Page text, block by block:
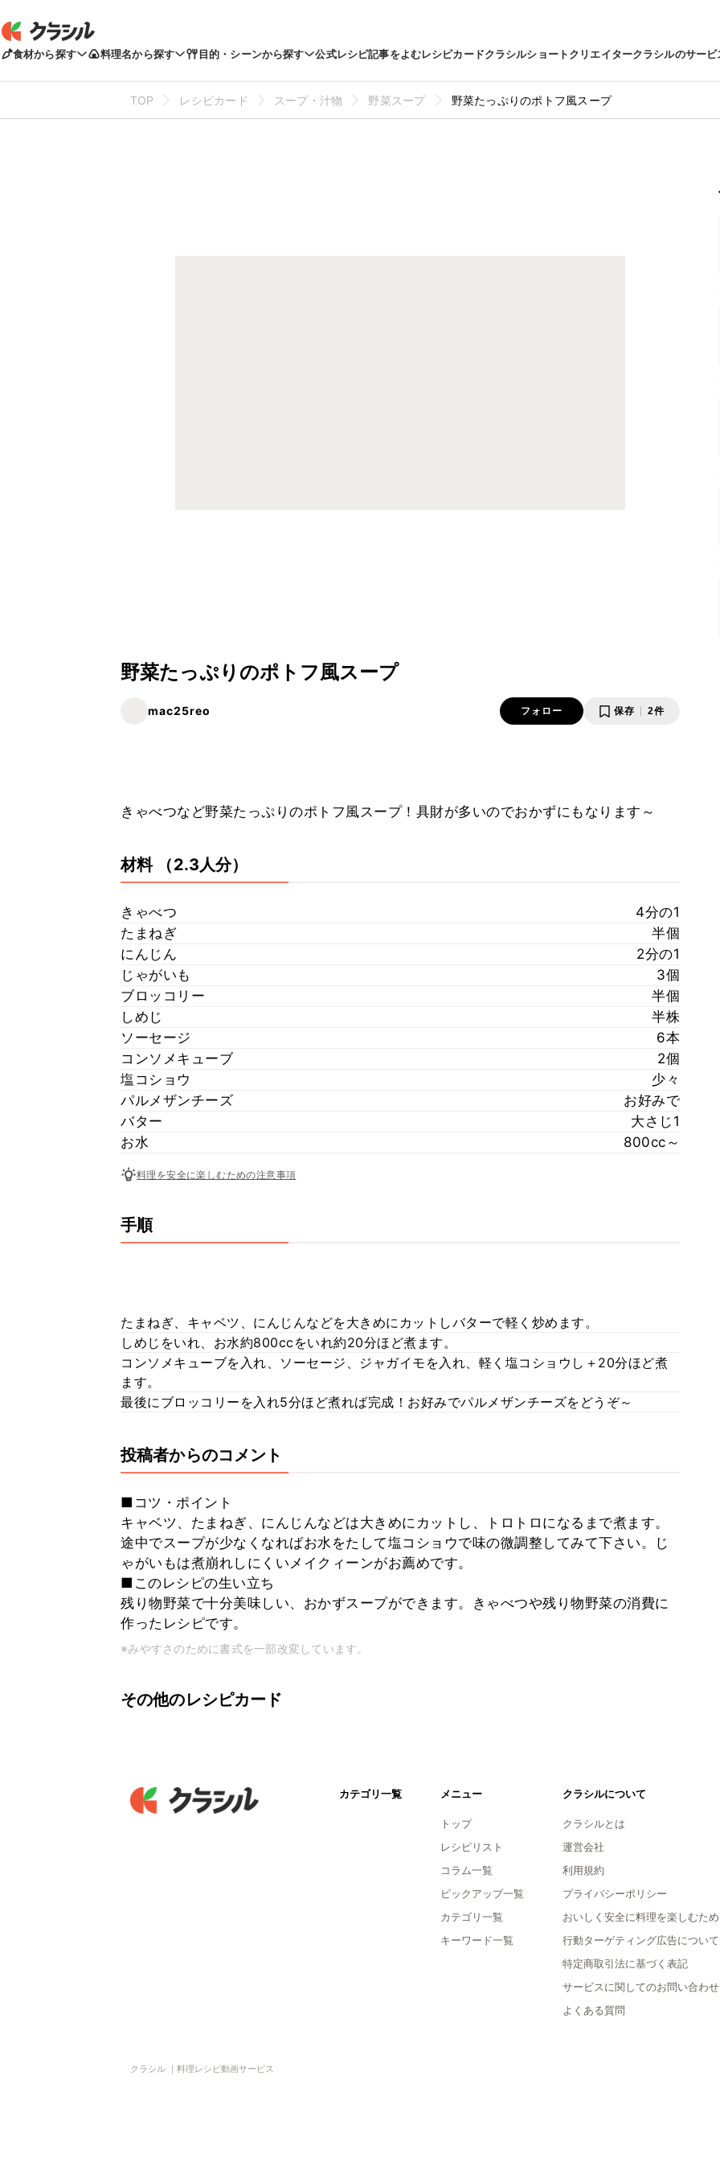
食材から探す 料理名から探す 目的・シーンから探す 公式レシピ記事をよむレシピカードクラシルショートクリエイタークラシルのサービ
TOP レシピカード スープ・汁物 野菜スープ 野菜たっぷりのポトフ風スープ
野菜たっぷりのポトフ風スープ
mac25reo フォロー 保存 2件
きゃべつなど野菜たっぷりのポトフ風スープ！具財が多いのでおかずにもなります～
材料 （2.3人分）
きゃべつ
4分の1
たまねぎ
半個
にんじん
2分の1
じゃがいも
3個
ブロッコリー
半個
しめじ
半株
ソーセージ
6本
コンソメキューブ
2個
塩コショウ
少々
パルメザンチーズ
お好みで
バター
大さじ1
お水
800cc～
料理を安全に楽しむための注意事項
手順
たまねぎ、キャベツ、にんじんなどを大きめにカットしバターで軽く炒めます。
しめじをいれ、お水約800ccをいれ約20分ほど煮ます。
コンソメキューブを入れ、ソーセージ、ジャガイモを入れ、軽く塩コショウし＋20分ほど煮
ます。
最後にブロッコリーを入れ5分ほど煮れば完成！お好みでパルメザンチーズをどうぞ～
投稿者からのコメント
■コツ・ポイント
キャベツ、たまねぎ、にんじんなどは大きめにカットし、トロトロになるまで煮ます。
途中でスープが少なくなればお水をたして塩コショウで味の微調整してみて下さい。じ
ゃがいもは煮崩れしにくいメイクィーンがお薦めです。
■このレシピの生い立ち
残り物野菜で十分美味しい、おかずスープができます。きゃべつや残り物野菜の消費に
作ったレシピです。
※みやすさのために書式を一部改変しています。
その他のレシピカード
カテゴリ一覧 メニュー
トップ
レシピリスト
コラム一覧
ピックアップ一覧
カテゴリ一覧
キーワード一覧
クラシルについて
クラシルとは
運営会社
利用規約
プライバシーポリシー
おいしく安全に料理を楽しむため
行動ターゲティング広告について
特定商取引法に基づく表記
サービスに関してのお問い合わせ
よくある質問
クラシル ｜料理レシピ動画サービス